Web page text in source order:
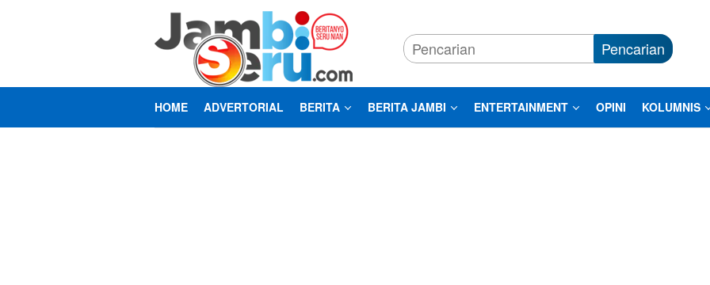
Pencarian
HOME ADVERTORIAL BERITA BERITA JAMBI ENTERTAINMENT OPINI KOLUMNIS